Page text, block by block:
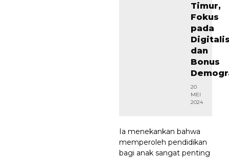
Timur,
Fokus
pada
dan
Bonus
20
MEI
2024
Ia menekankan bahwa
memperoleh pendidikan
bagi anak sangat penting